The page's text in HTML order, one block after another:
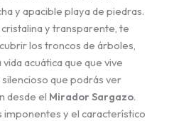
y apacible playa de piedras.
y transparente, te
los troncos de árboles,
acuática que que vive
que podrás ver
desde el Mirador Sargazo.
imponentes y el característico